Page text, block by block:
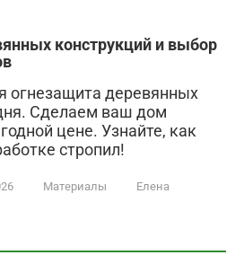
конструкций и выбор
огнезащита деревянных
Сделаем ваш дом
цене. Узнайте, как
стропил!
Материалы
Елена